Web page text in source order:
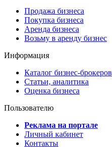
Продажа бизнеса
Покупка бизнеса
Аренда бизнеса
Возьму в аренду бизнес
Информация
Каталог бизнес-брокеров
Статьи, аналитика
Оценка бизнеса
Пользователю
Реклама на портале
Личный кабинет
Контакты